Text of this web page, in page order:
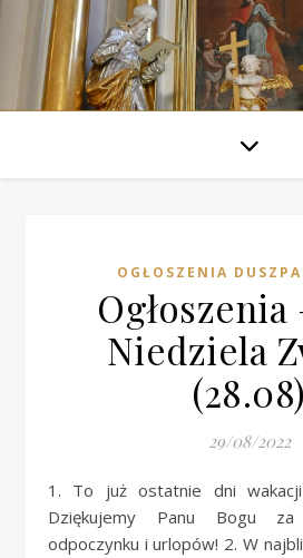
OGŁOSZENIA
Niedziela
(28.08)
29/08/2022
1. To już ostatnie dni wakacji (ostatni tydzień).
Dziękujemy Panu Bogu za
odpoczynku i urlopów! 2. W